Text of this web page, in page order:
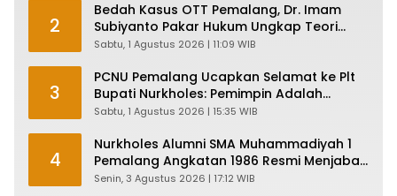
2
Bedah Kasus OTT Pemalang, Dr. Imam
Subiyanto Pakar Hukum Ungkap Teori
Penyertaan KPK
Sabtu, 1 Agustus 2026 | 11:09 WIB
3
PCNU Pemalang Ucapkan Selamat ke Plt
Bupati Nurkholes: Pemimpin Adalah
Pelayan Rakyat!
Sabtu, 1 Agustus 2026 | 15:35 WIB
4
Nurkholes Alumni SMA Muhammadiyah 1
Pemalang Angkatan 1986 Resmi Menjabat
Plt Bupati, Inilah Pesan Ketua Asmam 86
Senin, 3 Agustus 2026 | 17:12 WIB